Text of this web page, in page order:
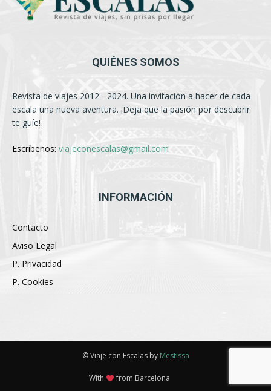
QUIÉNES SOMOS
Revista de viajes 2012 - 2024. Una invitación a hacer de cada
escala una nueva aventura. ¡Deja que la pasión por descubrir
te guíe!
Escríbenos: viajeconescalas@gmail.com
INFORMACIÓN
Contacto
Aviso Legal
P. Privacidad
P. Cookies
© Viaje con Escalas by Mestissa
With from Barcelona